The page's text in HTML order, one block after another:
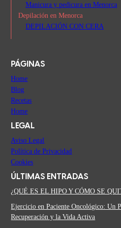
Manicura y pedicura en Menorca
Depilación en Menorca
DEPILACIÓN CON CERA
PÁGINAS
Home
Blog
Recetas
Home
LEGAL
Aviso Legal
Política de Privacidad
Cookies
ÚLTIMAS ENTRADAS
¿QUÉ ES EL HIPO Y CÓMO SE
Ejercicio en Paciente Oncológico: Un
Recuperación y la Vida Activa